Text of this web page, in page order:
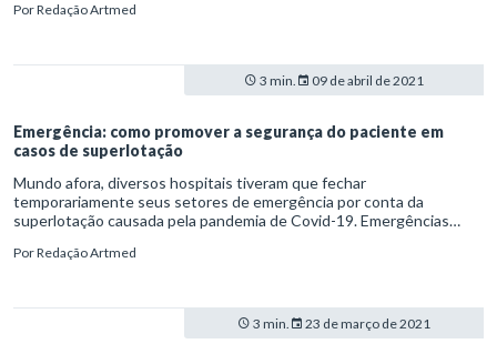
infectados. Problemas assim, vale ressaltar, somam-se às demandas
PorRedação Artmed
3 min. 09 de abril de 2021
Emergência: como promover a segurança do paciente em
casos de superlotação
Mundo afora, diversos hospitais tiveram que fechar
temporariamente seus setores de emergência por conta da
superlotação causada pela pandemia de Covid-19. Emergências
atendimento e impactam negativamente a assistência ao paciente.
PorRedação Artmed
3 min. 23 de março de 2021